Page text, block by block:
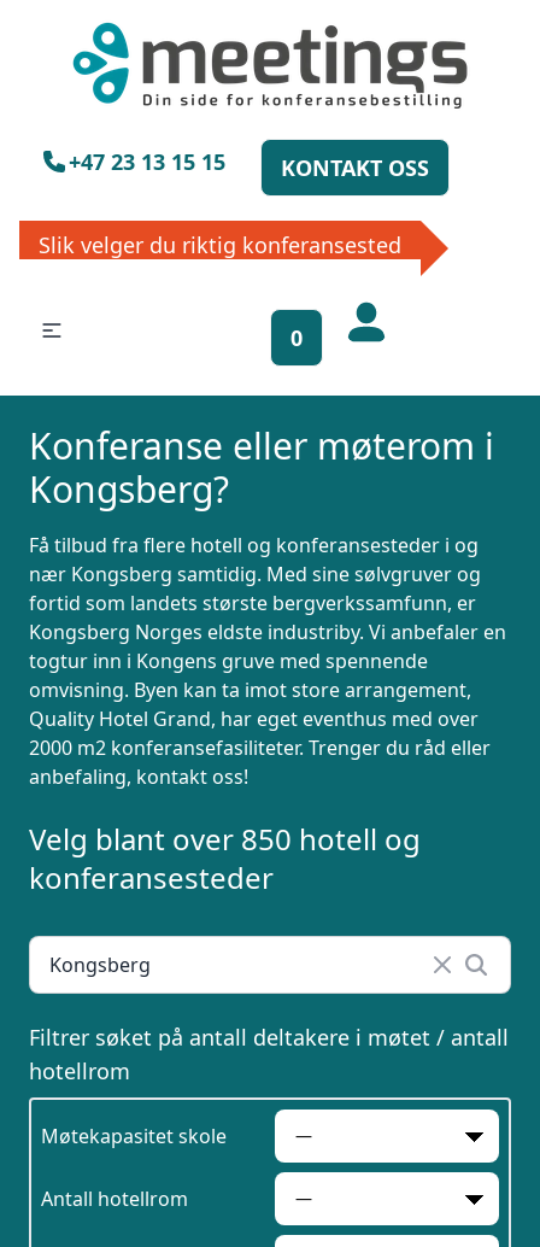
+47 23 13 15 15 KONTAKT OSS
Slik velger du riktig konferansested
0
Konferanse eller møterom i
Kongsberg?
Få tilbud fra flere hotell og konferansesteder i og
nær Kongsberg samtidig. Med sine sølvgruver og
fortid som landets største bergverkssamfunn, er
Kongsberg Norges eldste industriby. Vi anbefaler en
togtur inn i Kongens gruve med spennende
omvisning. Byen kan ta imot store arrangement,
Quality Hotel Grand, har eget eventhus med over
2000 m2 konferansefasiliteter. Trenger du råd eller
anbefaling, kontakt oss!
Velg blant over 850 hotell og
konferansesteder
Filtrer søket på antall deltakere i møtet / antall
hotellrom
Møtekapasitet skole
Antall hotellrom
Få gratis
bookinghjelp, send
oss din forespørsel!
La ekspertene finne det perfekte
stedet til ditt neste møte, konferanse
eller event. Vi er klare til å hjelpe deg,
enten skriftlig eller via telefon. Send
inn skjema og du vil raskt få svar, eller
ring oss på 23 13 15 15.